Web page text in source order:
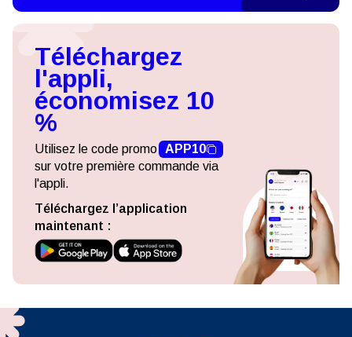
Téléchargez
l'appli,
économisez 10
%
Utilisez le code promo APP10
sur votre première commande via
l'appli.
Téléchargez l’application
maintenant :